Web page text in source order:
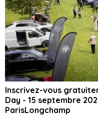
Inscrivez-vous
Day - 15 septembre
ParisLongchamp